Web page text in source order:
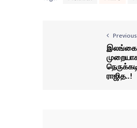
Previous
இலங்கை
ராஜித..!